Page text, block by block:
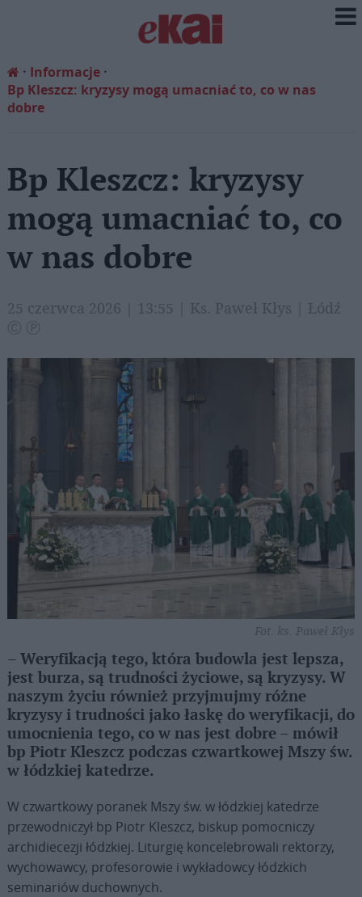
Informacje
Bp Kleszcz: kryzysy mogą umacniać to, co w nas
dobre
Bp Kleszcz: kryzysy
mogą umacniać to, co
w nas dobre
25 czerwca 2026 | 13:55 | Ks. Paweł Kłys | Łódź
Ⓒ Ⓟ
Fot. ks. Paweł Kłys
– Weryfikacją tego, która budowla jest lepsza,
jest burza, są trudności życiowe, są kryzysy. W
naszym życiu również przyjmujmy różne
kryzysy i trudności jako łaskę do weryfikacji, do
umocnienia tego, co w nas jest dobre – mówił
bp Piotr Kleszcz podczas czwartkowej Mszy św.
w łódzkiej katedrze.
W czwartkowy poranek Mszy św. w łódzkiej katedrze
przewodniczył bp Piotr Kleszcz, biskup pomocniczy
archidiecezji łódzkiej. Liturgię koncelebrowali rektorzy,
wychowawcy, profesorowie i wykładowcy łódzkich
seminariów duchownych.